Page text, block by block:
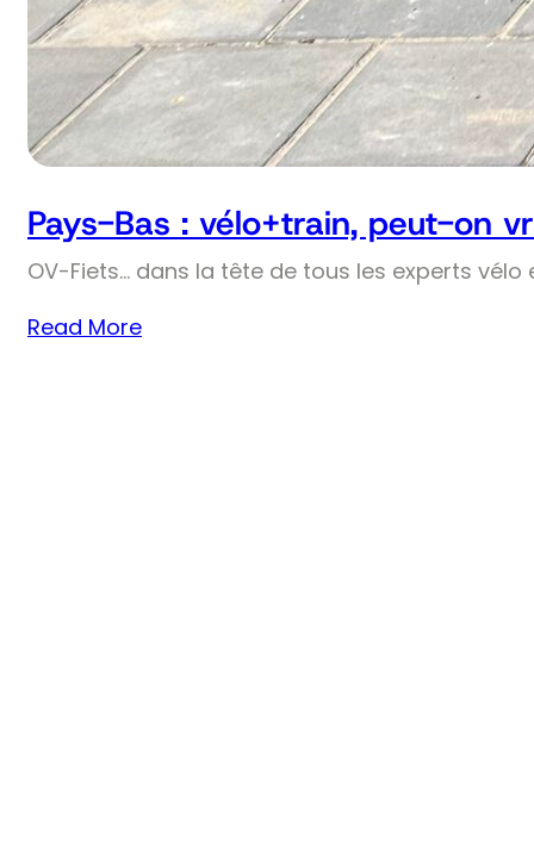
Pays-Bas : vélo+train, peut-on
OV-Fiets… dans la tête de tous les experts
Read More